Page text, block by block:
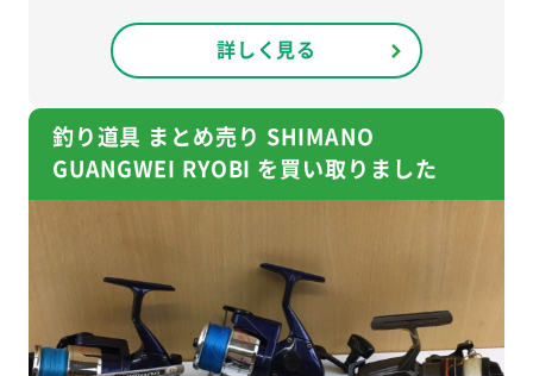
詳しく見る
釣り道具 まとめ売り SHIMANO
GUANGWEI RYOBI を買い取りました